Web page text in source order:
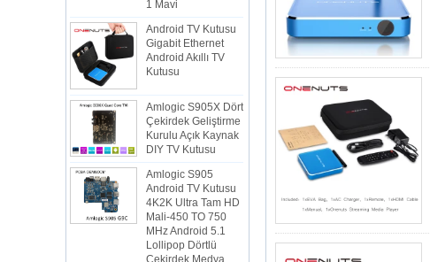
Android TV Kutusu
Gigabit Ethernet
Android Akıllı TV
Kutusu
Çekirdek Geliştirme
Kurulu Açık Kaynak
DIY TV Kutusu
Amlogic S905
Android TV Kutusu
4K2K Ultra Tam HD
Mali-450 TO 750
MHz Android 5.1
Lollipop Dörtlü
Çekirdek Medya
Oyuncusu G9C